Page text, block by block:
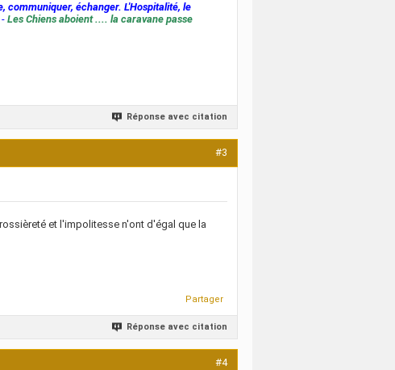
communiquer, échanger. L'Hospitalité, le
- Les Chiens aboient .... la caravane passe
Réponse avec citation
#3
et l'impolitesse n'ont d'égal que la
Partager
Réponse avec citation
#4